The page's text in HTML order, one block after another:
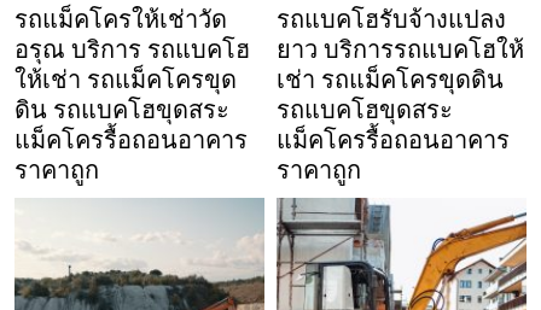
รถแม็คโครให้เช่าวัด
อรุณ บริการ รถแบคโฮ
ให้เช่า รถแม็คโครขุด
ดิน รถแบคโฮขุดสระ
แม็คโครรื้อถอนอาคาร
ราคาถูก
รถแบคโฮรับจ้างแปลง
ยาว บริการรถแบคโฮให้
เช่า รถแม็คโครขุดดิน
รถแบคโฮขุดสระ
แม็คโครรื้อถอนอาคาร
ราคาถูก